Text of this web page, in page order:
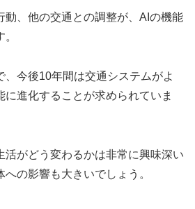
動、他の交通との調整が、AIの機能
、今後10年間は交通システムがよ
に進化することが求められていま
活がどう変わるかは非常に興味深い
の影響も大きいでしょう。